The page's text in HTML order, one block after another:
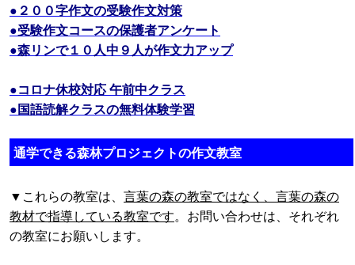
●２００字作文の受験作文対策
●受験作文コースの保護者アンケート
●森リンで１０人中９人が作文力アップ
●コロナ休校対応 午前中クラス
●国語読解クラスの無料体験学習
通学できる森林プロジェクトの作文教室
▼これらの教室は、 言葉の森の教室ではなく、言葉の森の
教材で指導している教室です。お問い合わせは、それぞれ
の教室にお願いします。